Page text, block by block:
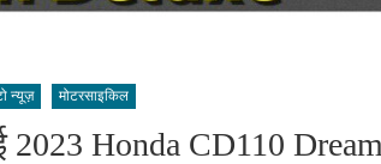
न्यूज़ मोटरसाइकिल
2023 Honda CD110